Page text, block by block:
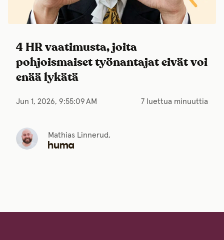
4 HR vaatimusta, joita
pohjoismaiset työnantajat eivät voi
enää lykätä
Jun 1, 2026, 9:55:09 AM 7 luettua minuuttia
Mathias Linnerud,